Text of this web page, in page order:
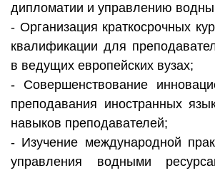
дипломатии и управлению
- Организация краткосрочных
квалификации для
в ведущих европейских вузах;
- Совершенствование
преподавания иностранных
навыков преподавателей;
- Изучение международной
управления водными